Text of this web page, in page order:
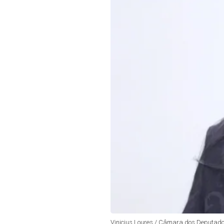
Vinicius Loures / Câmara dos